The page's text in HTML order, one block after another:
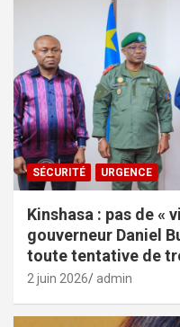
SÉCURITÉ URGENCE
Kinshasa : pas de «
gouverneur Daniel
toute tentative de
2 juin 2026 admin